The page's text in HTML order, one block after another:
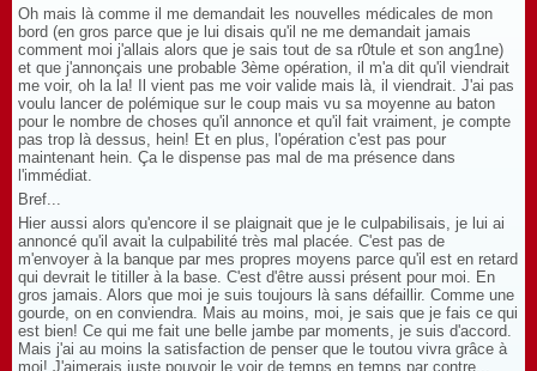
Oh mais là comme il me demandait les nouvelles médicales de mon
bord (en gros parce que je lui disais qu'il ne me demandait jamais
comment moi j'allais alors que je sais tout de sa r0tule et son ang1ne)
et que j'annonçais une probable 3ème opération, il m'a dit qu'il viendrait
me voir, oh la la! Il vient pas me voir valide mais là, il viendrait. J'ai pas
voulu lancer de polémique sur le coup mais vu sa moyenne au baton
pour le nombre de choses qu'il annonce et qu'il fait vraiment, je compte
pas trop là dessus, hein! Et en plus, l'opération c'est pas pour
maintenant hein. Ça le dispense pas mal de ma présence dans
l'immédiat.
Bref...
Hier aussi alors qu'encore il se plaignait que je le culpabilisais, je lui ai
annoncé qu'il avait la culpabilité très mal placée. C'est pas de
m'envoyer à la banque par mes propres moyens parce qu'il est en retard
qui devrait le titiller à la base. C'est d'être aussi présent pour moi. En
gros jamais. Alors que moi je suis toujours là sans défaillir. Comme une
gourde, on en conviendra. Mais au moins, moi, je sais que je fais ce qui
est bien! Ce qui me fait une belle jambe par moments, je suis d'accord.
Mais j'ai au moins la satisfaction de penser que le toutou vivra grâce à
moi! J'aimerais juste pouvoir le voir de temps en temps par contre...